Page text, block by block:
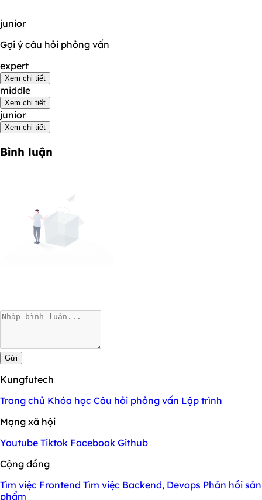
junior
Gợi ý câu hỏi phỏng vấn
expert
Xem chi tiết
middle
Xem chi tiết
junior
Xem chi tiết
Bình luận
Gửi
Kungfutech
Trang chủ Khóa học Câu hỏi phỏng vấn Lập trình
Mạng xã hội
Youtube Tiktok Facebook Github
Cộng đồng
Tìm việc Frontend Tìm việc Backend, Devops Phản hồi sản
phẩm